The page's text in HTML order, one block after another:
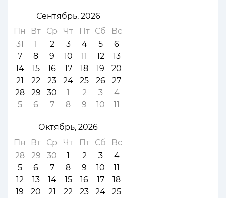
Сентябрь, 2026
Пн
Вт Ср Чт Пт Сб
Вс
31
1 2 3 4 5
6
7
8 9 10 11 12
13
14
15 16 17 18 19
20
21
22 23 24 25 26
27
28
29 30 1 2 3
4
5
6 7 8 9 10 11
Октябрь, 2026
Пн
Вт Ср Чт Пт Сб
Вс
28
29 30 1 2 3
4
5
6 7 8 9 10
11
12
13 14 15 16 17
18
19
20 21 22 23 24
25